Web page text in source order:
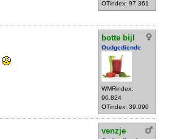
OTindex: 97.361
botte bijl
Oudgediende
WMRindex:
90.824
OTindex: 39.090
venzje